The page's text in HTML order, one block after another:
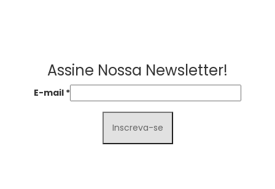
Assine Nossa Newsletter!
E-mail *